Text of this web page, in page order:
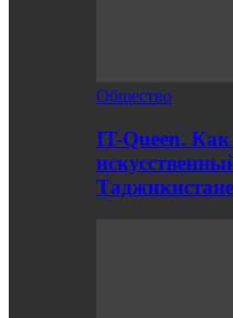
Общество
IT-Queen. Как
Таджикистане